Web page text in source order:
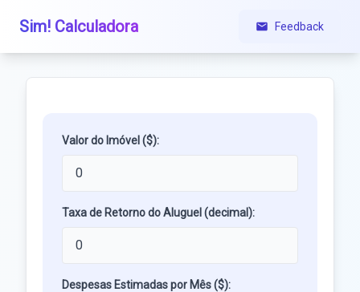
Sim! Calculadora Feedback
Valor do Imóvel ($):
Taxa de Retorno do Aluguel (decimal):
Despesas Estimadas por Mês ($):